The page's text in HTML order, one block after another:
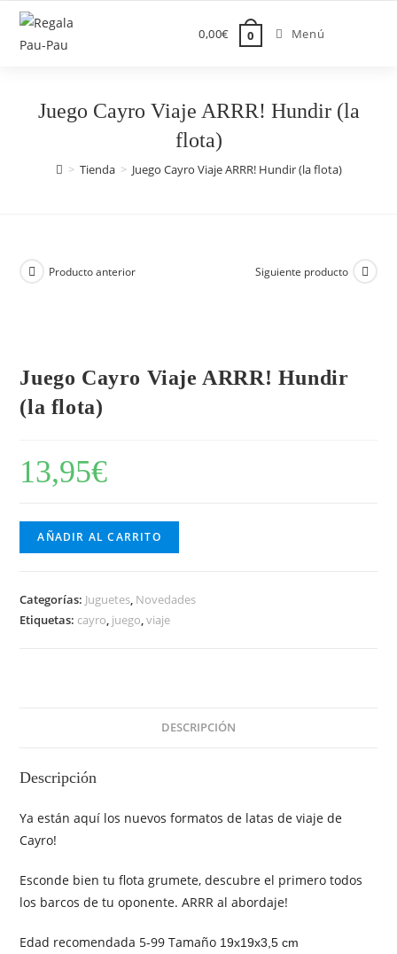
Saltar
contenido
0,00€ 0 Menú
Juego Cayro Viaje ARRR! Hundir (la
flota)
> Tienda > Juego Cayro Viaje ARRR! Hundir (la flota)
Producto anterior Siguiente producto
Juego Cayro Viaje ARRR! Hundir
(la flota)
13,95€
AÑADIR AL CARRITO
Categorías: Juguetes, Novedades
Etiquetas: cayro, juego,viaje
DESCRIPCIÓN
Descripción
Ya están aquí los nuevos formatos de latas de viaje de
Cayro!
Esconde bien tu flota grumete, descubre el primero todos
los barcos de tu oponente. ARRR al abordaje!
Edad recomendada 5-99 Tamaño 19x19x3,5 cm